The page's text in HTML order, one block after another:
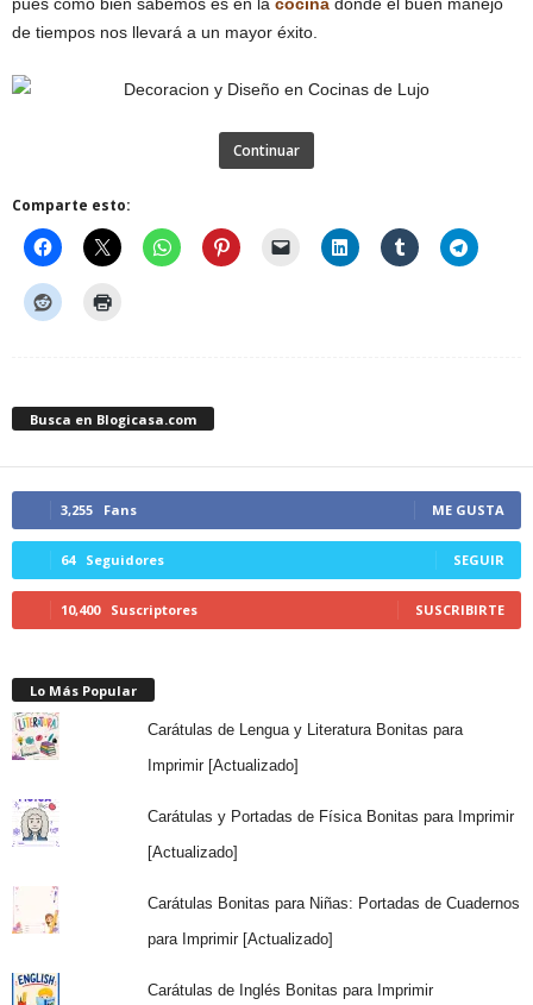
de tiempos nos llevará a un mayor éxito.
Continuar
Comparte esto:
Busca en Blogicasa.com
3,255 Fans ME GUSTA
64 Seguidores SEGUIR
10,400 Suscriptores SUSCRIBIRTE
Lo Más Popular
Carátulas de Lengua y Literatura Bonitas para
Imprimir [Actualizado]
Carátulas y Portadas de Física Bonitas para Imprimir
[Actualizado]
Carátulas Bonitas para Niñas: Portadas de Cuadernos
para Imprimir [Actualizado]
Carátulas de Inglés Bonitas para Imprimir